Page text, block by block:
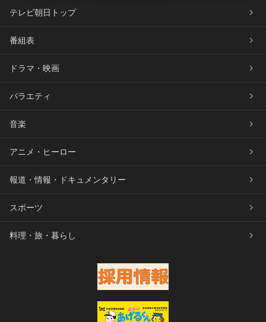
テレビ朝日トップ
番組表
ドラマ・映画
バラエティ
音楽
アニメ・ヒーロー
報道・情報・ドキュメンタリー
スポーツ
料理・旅・暮らし